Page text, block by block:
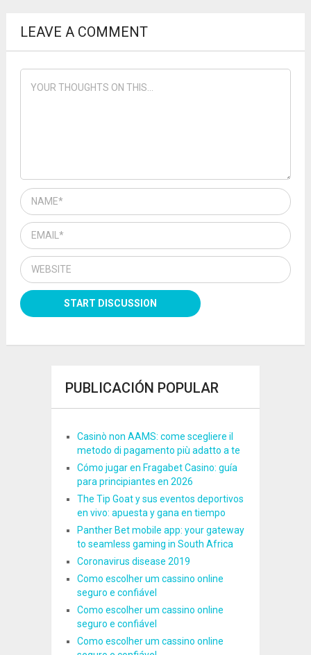
LEAVE A COMMENT
PUBLICACIÓN POPULAR
Casinò non AAMS: come scegliere il
metodo di pagamento più adatto a te
Cómo jugar en Fragabet Casino: guía
para principiantes en 2026
The Tip Goat y sus eventos deportivos
en vivo: apuesta y gana en tiempo
Panther Bet mobile app: your gateway
to seamless gaming in South Africa
Coronavirus disease 2019
Como escolher um cassino online
seguro e confiável
Como escolher um cassino online
seguro e confiável
Como escolher um cassino online